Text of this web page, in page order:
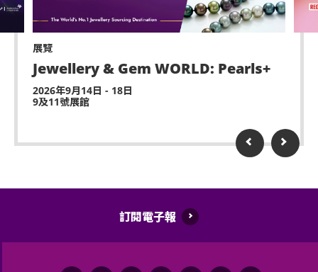
嚴禁炒賣門票。門票如已被使用或轉售、分享予他人
或作其他商業用途，亞洲國際博覽館管理有限公司及
主辦機構將保留取消該門票之決定權。
遲到者或被安排於適當時候方可進場，惟不能保證遲
到者之進場權利
除獲亞洲國際博覽館管理有限公司所發出之書面同意
的導盲犬外，所有人士均不得攜帶任何動物進入場
際博覽館、主辦機構及其官方票務之可適用條款及細
則。各項條款及細則將不時修改而不作另行通知。
展覽
Jewellery & Gem WORLD: Pearls+
2026年9月14日 - 18日
9及11號展館
訂閱電子報